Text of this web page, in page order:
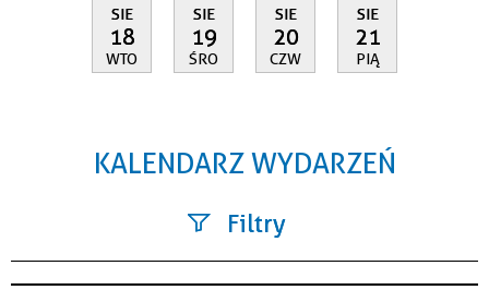
SIE
18
WTO
SIE
19
ŚRO
SIE
20
CZW
SIE
21
PIĄ
KALENDARZ WYDARZEŃ
Filtry